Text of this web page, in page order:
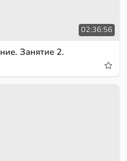
02:36:56
Занятие 2.